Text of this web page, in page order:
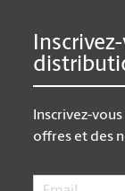
Inscrivez-
offres et des
Email